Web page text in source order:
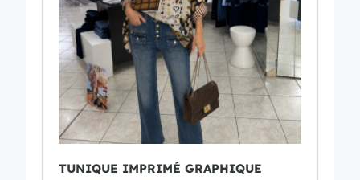
TUNIQUE IMPRIMÉ GRAPHIQUE